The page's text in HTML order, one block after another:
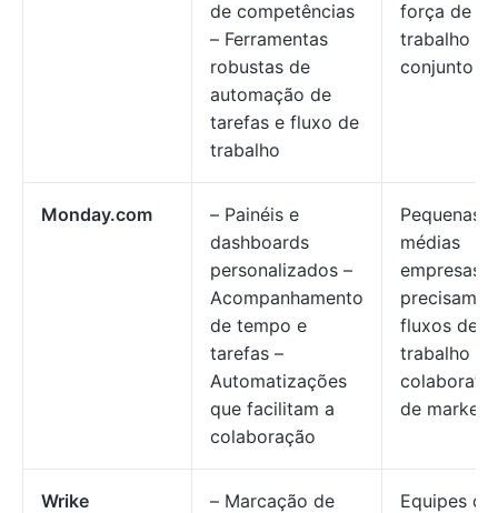
de competências
– Ferramentas
robustas de
automação de
tarefas e fluxo de
trabalho
força de
trabalho
conjunto
Monday.com
– Painéis e
dashboards
personalizados –
Acompanhamento
de tempo e
tarefas –
Automatizações
que facilitam a
colaboração
Pequenas e
médias
empresas
precisam
fluxos de
trabalho
de
Wrike
– Marcação de
Equipes